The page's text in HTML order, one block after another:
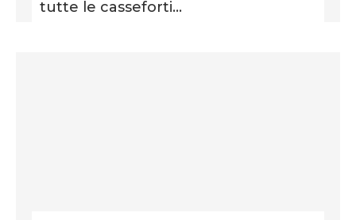
tutte le casseforti...